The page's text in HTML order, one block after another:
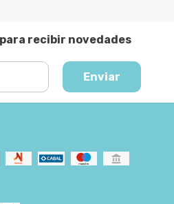
recibir novedades
Enviar